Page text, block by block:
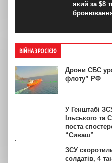
який за $8
ВІЙНА З РОСІЄЮ
Дрони СБС
флоту” РФ
У Генштабі
Ільського та
поста
“Сиваш”
ЗСУ
солдатів, 4